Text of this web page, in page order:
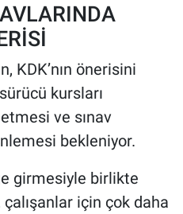
KDK’nın önerisini
kursları
ve sınav
bekleniyor.
girmesiyle birlikte
için çok daha